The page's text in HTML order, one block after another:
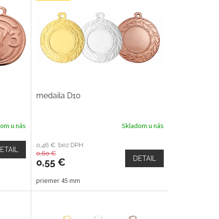
u nás
medaila D10
Skladom u nás
0,46 € bez DPH
0,60 €
0,55 € DETAIL
priemer 45 mm